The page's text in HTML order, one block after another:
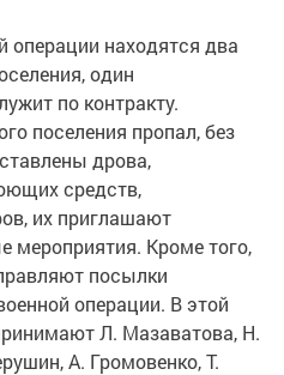
операции находятся два
один
по контракту.
поселения пропал, без
дрова,
средств,
их приглашают
мероприятия. Кроме того,
посылки
операции. В этой
Л. Мазаватова, Н.
А. Громовенко, Т.